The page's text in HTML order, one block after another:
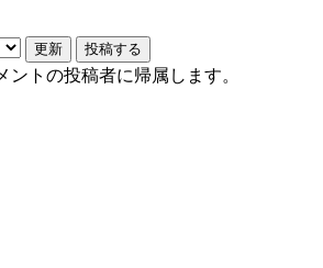
トの投稿者に帰属します。